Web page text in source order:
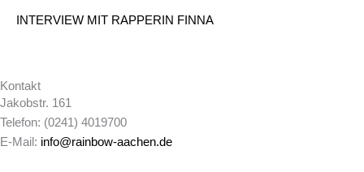
INTERVIEW MIT RAPPERIN FINNA
Kontakt
Jakobstr. 161
Telefon: (0241) 4019700
E-Mail: info@rainbow-aachen.de